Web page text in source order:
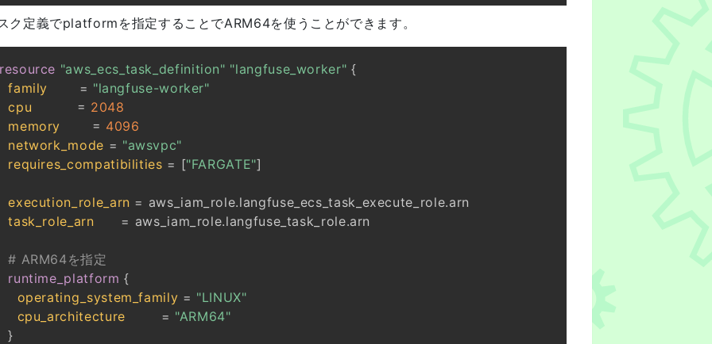
ク定義でplatformを指定することでARM64を使うことができます。
resource "aws_ecs_task_definition" "langfuse_worker" {
family
= "langfuse-worker"
cpu
= 2048
memory
= 4096
network_mode = "awsvpc"
requires_compatibilities = ["FARGATE"]
execution_role_arn =
task_role_arn
=
# ARM64を指定
runtime_platform {
operating_system_family = "LINUX"
cpu_architecture
= "ARM64"
}